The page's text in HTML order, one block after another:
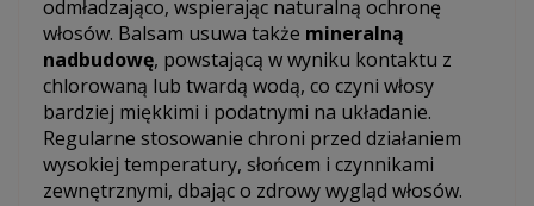
odmładzająco, wspierając naturalną ochronę
włosów. Balsam usuwa także mineralną
nadbudowę, powstającą w wyniku kontaktu z
chlorowaną lub twardą wodą, co czyni włosy
bardziej miękkimi i podatnymi na układanie.
Regularne stosowanie chroni przed działaniem
wysokiej temperatury, słońcem i czynnikami
zewnętrznymi, dbając o zdrowy wygląd włosów.